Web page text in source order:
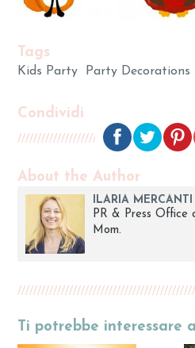
Tags
Kids Party Party Decorations
Condividi
About the Author
ILARIA MERCANTI
PR & Press Office
Mom.
Ti potrebbe interessare